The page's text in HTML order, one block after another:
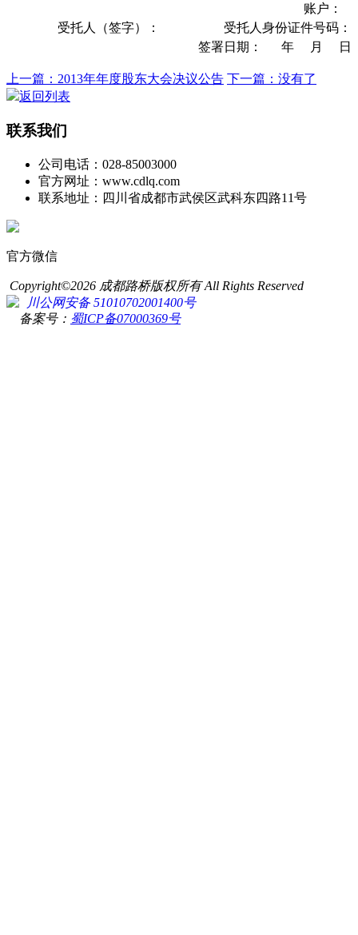
账户：
受托人（签字）：
受托人身份证件号码：
签署日期：
年 月 日
上一篇：2013年年度股东大会决议公告 下一篇：没有了
返回列表
联系我们
公司电话：028-85003000
官方网址：www.cdlq.com
联系地址：四川省成都市武侯区武科东四路11号
官方微信
Copyright©2026 成都路桥版权所有 All Rights Reserved
川公网安备 51010702001400号
备案号： 蜀ICP备07000369号